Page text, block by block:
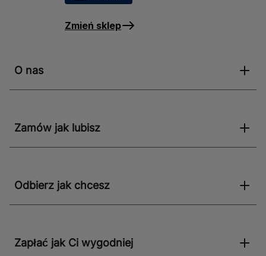
Zmień sklep
O nas
Zamów jak lubisz
Odbierz jak chcesz
Zapłać jak Ci wygodniej